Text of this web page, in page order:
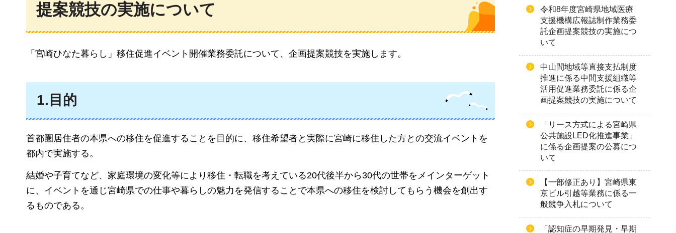
提案競技の実施について
「宮崎ひなた暮らし」移住促進イベント開催業務委託について、企画提案競技を実施します。
1.目的
首都圏居住者の本県への移住を促進することを目的に、移住希望者と実際に宮崎に移住した方との交流イベントを
都内で実施する。
結婚や子育てなど、家庭環境の変化等により移住・転職を考えている20代後半から30代の世帯をメインターゲット
に、イベントを通じ宮崎県での仕事や暮らしの魅力を発信することで本県への移住を検討してもらう機会を創出す
るものである。
令和8年度宮崎県地域医療
支援機構広報誌制作業務委
託企画提案競技の実施につ
いて
中山間地域等直接支払制度
推進に係る中間支援組織等
活用促進業務委託に係る企
画提案競技の実施について
「リース方式による宮崎県
公共施設LED化推進事業」
に係る企画提案の公募につ
いて
【一部修正あり】宮崎県東
京ビル引越等業務に係る一
般競争入札について
「認知症の早期発見・早期